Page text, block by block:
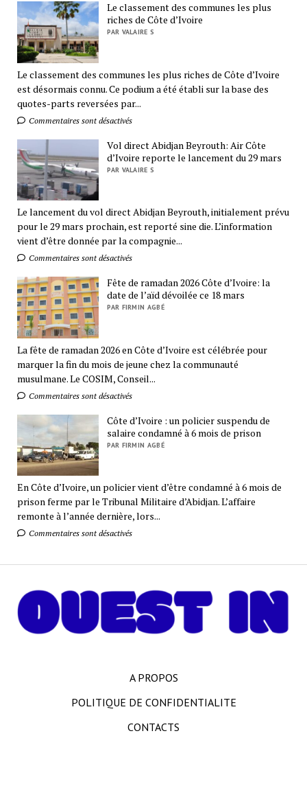
Le classement des communes les plus
riches de Côte d’Ivoire
PAR VALAIRE S
Le classement des communes les plus riches de Côte d’Ivoire
est désormais connu. Ce podium a été établi sur la base des
quotes-parts reversées par...
Commentaires sont désactivés
Vol direct Abidjan Beyrouth: Air Côte
d’Ivoire reporte le lancement du 29 mars
PAR VALAIRE S
Le lancement du vol direct Abidjan Beyrouth, initialement prévu
pour le 29 mars prochain, est reporté sine die. L’information
vient d’être donnée par la compagnie...
Commentaires sont désactivés
Fête de ramadan 2026 Côte d’Ivoire: la
date de l’aïd dévoilée ce 18 mars
PAR FIRMIN AGBÉ
La fête de ramadan 2026 en Côte d’Ivoire est célébrée pour
marquer la fin du mois de jeune chez la communauté
musulmane. Le COSIM, Conseil...
Commentaires sont désactivés
Côte d’Ivoire : un policier suspendu de
salaire condamné à 6 mois de prison
PAR FIRMIN AGBÉ
En Côte d’Ivoire, un policier vient d’être condamné à 6 mois de
prison ferme par le Tribunal Militaire d’Abidjan. L’affaire
remonte à l’année dernière, lors...
Commentaires sont désactivés
A PROPOS
POLITIQUE DE CONFIDENTIALITE
CONTACTS